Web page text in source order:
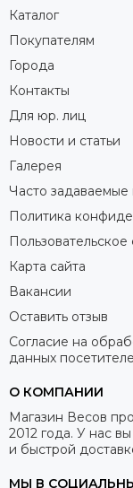
Каталог
Покупателям
Города
Контакты
Для юр. лиц
Новости и статьи
Галерея
Часто задаваемые
Политика
Карта сайта
Вакансии
Оставить отзыв
Согласие на
данных
О КОМПАНИИ
Магазин Весов
2012 года. У нас
и быстрой
МЫ В